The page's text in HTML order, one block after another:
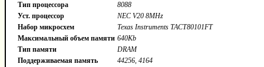
Тип процессора
8088
Уст. процессор
NEC V20 8MHz
Набор микросхем
Texas Instruments TACT80101FT
Максимальный объем памяти 640Kb
Тип памяти
DRAM
Поддерживаемая память
44256, 4164